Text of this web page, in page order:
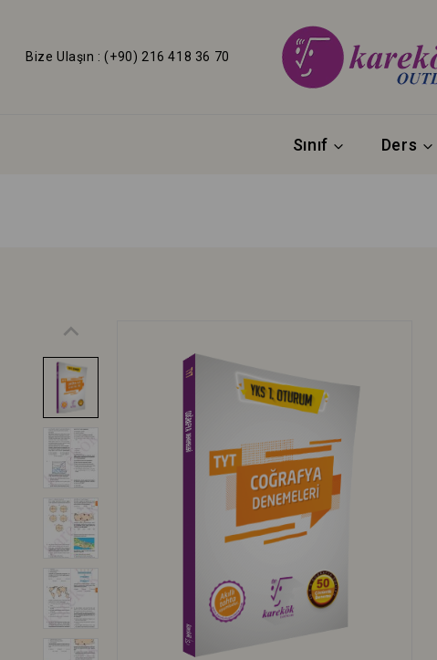
Bize Ulaşın : (+90) 216 418 36 70
Sınıf Ders